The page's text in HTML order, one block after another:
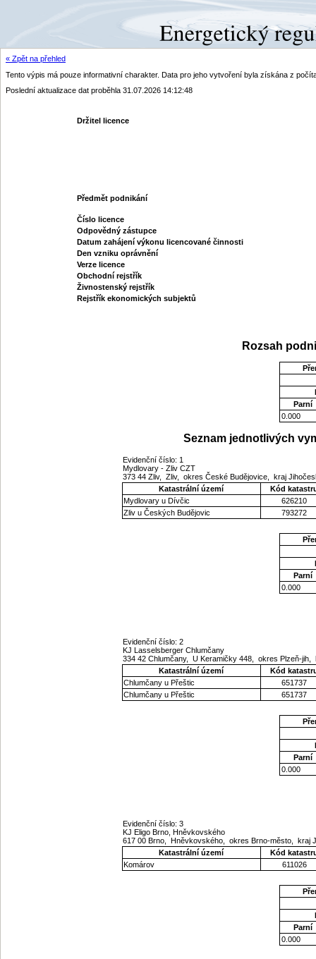
« Zpět na přehled
Tento výpis má pouze informativní charakter. Data pro jeho vytvoření byla získána z
Poslední aktualizace dat proběhla 31.07.2026 14:12:48
Držitel licence
Předmět podnikání
Číslo licence
Odpovědný zástupce
Datum zahájení výkonu licencované činnosti
Den vzniku oprávnění
Verze licence
Obchodní rejstřík
Živnostenský rejstřík
Rejstřík ekonomických subjektů
Rozsah
Parní
0.000
Seznam jednotlivých
Evidenční číslo: 1
Mydlovary - Zliv CZT
373 44 Zliv, Zliv, okres České Budějovice, kraj
Katastrální území
Kód
Mydlovary u Dívčic
626210
Zliv u Českých Budějovic
793272
Parní
0.000
Evidenční číslo: 2
KJ Lasselsberger Chlumčany
334 42 Chlumčany, U Keramičky 448, okres Plzeň-
Katastrální území
Kód
Chlumčany u Přeštic
651737
Chlumčany u Přeštic
651737
Parní
0.000
Evidenční číslo: 3
KJ Eligo Brno, Hněvkovského
617 00 Brno, Hněvkovského, okres Brno-město, kraj
Katastrální území
Kód
Komárov
611026
Parní
0.000